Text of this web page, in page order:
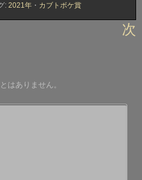
: 2021年 ・ カブトボケ賞
次
はありません。